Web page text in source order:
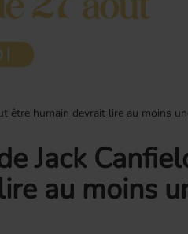
humain devrait lire au moins une
Jack
au moins